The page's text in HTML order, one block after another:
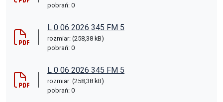
pobrań: 0
L 0 06 2026 345 FM 5
rozmiar: (258,38 kB)
pobrań: 0
L 0 06 2026 345 FM 5
rozmiar: (258,38 kB)
pobrań: 0